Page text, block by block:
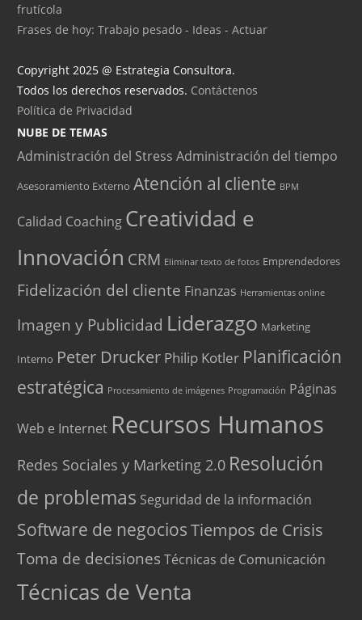
frutícola
Frases de hoy: Trabajo pesado - Ideas - Actuar
Copyright 2025 @ Estrategia Consultora.
Todos los derechos reservados. Contáctenos
Política de Privacidad
NUBE DE TEMAS
Administración del Stress Administración del tiempo
Asesoramiento Externo Atención al cliente BPM
Calidad Coaching Creatividad e
Innovación CRM Eliminar texto de fotos Emprendedores
Fidelización del cliente Finanzas Herramientas online
Imagen y Publicidad Liderazgo Marketing
Interno Peter Drucker Philip Kotler Planificación
estratégica Procesamiento de imágenes Programación Páginas
Web e Internet Recursos Humanos
Redes Sociales y Marketing 2.0 Resolución
de problemas Seguridad de la información
Software de negociosTiempos de Crisis
Toma de decisiones Técnicas de Comunicación
Técnicas de Venta